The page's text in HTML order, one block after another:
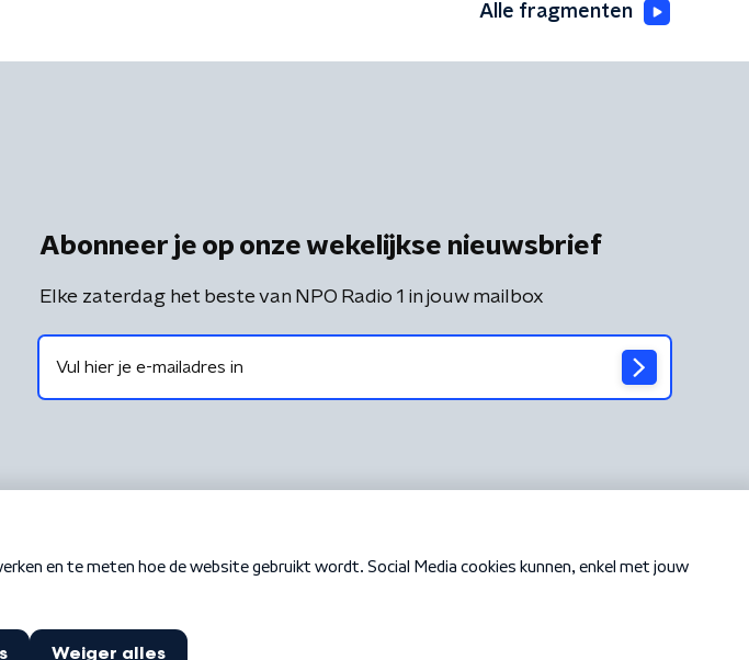
Alle fragmenten
Abonneer je op onze wekelijkse nieuwsbrief
Elke zaterdag het beste van NPO Radio 1 in jouw mailbox